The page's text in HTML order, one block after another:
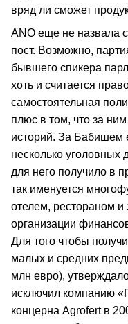
вряд ли сможет
ANO еще не назвала
пост. Возможно,
бывшего спикера
хоть и считается
самостоятельная
плюс в том, что за
историй. За Бабишем
несколько уголовных
для него получило в
так именуется
отелем, рестораном
организации
Для того чтобы
малых и средних
млн евро),
исключил компанию
концерна Agrofert в